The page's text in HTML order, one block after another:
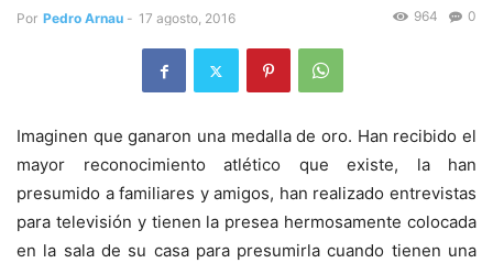
Por Pedro Arnau - 17 agosto, 2016 0
964
Imaginen que ganaron una medalla de oro. Han recibido el
mayor reconocimiento atlético que existe, la han
presumido a familiares y amigos, han realizado entrevistas
para televisión y tienen la presea hermosamente colocada
en la sala de su casa para presumirla cuando tienen una